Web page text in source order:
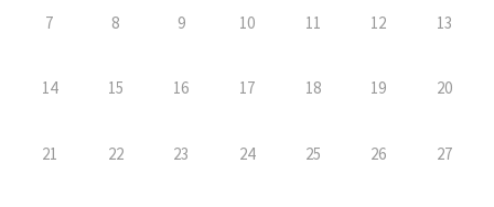
7 8 9 10 11 12 13
14 15 16 17 18 19 20
21 22 23 24 25 26 27